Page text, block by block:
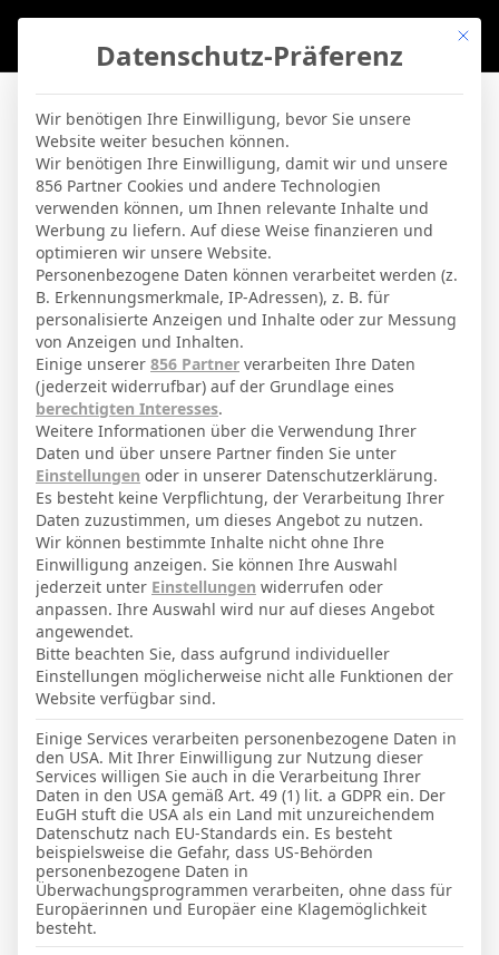
Mauro Echegoyen
Micha Sassie 19. April 2026
Voller Name Mauro Echegoyen Berrozpe
Position Mittelfeldspieler
Aktuelles Team Osasuna
Nationalität
Geburtsort
Murchante
Geburtstag 3. März 2005
Alter 21
GESAMTE STATISTIK
La Liga 2025-2026
0 0 0′
LETZTE BEGEGNUNGEN
Datum Ergebnis
La Liga 2025-2026
25 Sep. 2025 U
Mit
Datenschutz-Präferenz
Wir benötigen Ihre Einwilligung, bevor Sie unsere
Website weiter besuchen können.
Wir benötigen Ihre Einwilligung, damit wir und unsere
856 Partner Cookies und andere Technologien
verwenden können, um Ihnen relevante Inhalte und
Werbung zu liefern. Auf diese Weise finanzieren und
optimieren wir unsere Website.
Personenbezogene Daten können verarbeitet werden (z.
B. Erkennungsmerkmale, IP-Adressen), z. B. für
personalisierte Anzeigen und Inhalte oder zur Messung
von Anzeigen und Inhalten.
Einige unserer 856 Partner verarbeiten Ihre Daten
(jederzeit widerrufbar) auf der Grundlage eines
berechtigten Interesses.
Weitere Informationen über die Verwendung Ihrer
Daten und über unsere Partner finden Sie unter
Einstellungen oder in unserer Datenschutzerklärung.
Es besteht keine Verpflichtung, der Verarbeitung Ihrer
Daten zuzustimmen, um dieses Angebot zu nutzen.
Wir können bestimmte Inhalte nicht ohne Ihre
Einwilligung anzeigen. Sie können Ihre Auswahl
jederzeit unter Einstellungen widerrufen oder
anpassen. Ihre Auswahl wird nur auf dieses Angebot
angewendet.
Bitte beachten Sie, dass aufgrund individueller
Einstellungen möglicherweise nicht alle Funktionen der
Website verfügbar sind.
Einige Services verarbeiten personenbezogene Daten in
den USA. Mit Ihrer Einwilligung zur Nutzung dieser
Services willigen Sie auch in die Verarbeitung Ihrer
Daten in den USA gemäß Art. 49 (1) lit. a GDPR ein. Der
EuGH stuft die USA als ein Land mit unzureichendem
Datenschutz nach EU-Standards ein. Es besteht
beispielsweise die Gefahr, dass US-Behörden
personenbezogene Daten in
Überwachungsprogrammen verarbeiten, ohne dass für
Europäerinnen und Europäer eine Klagemöglichkeit
besteht.